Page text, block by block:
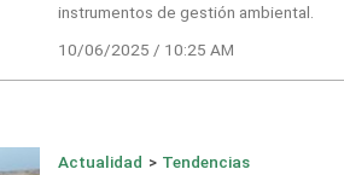
instrumentos de gestión ambiental.
10/06/2025 / 10:25 AM
Actualidad > Tendencias